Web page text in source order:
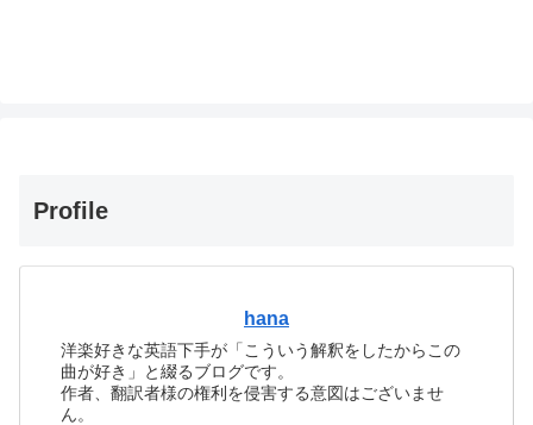
Profile
hana
洋楽好きな英語下手が「こういう解釈をしたからこの
曲が好き」と綴るブログです。
作者、翻訳者様の権利を侵害する意図はございませ
ん。